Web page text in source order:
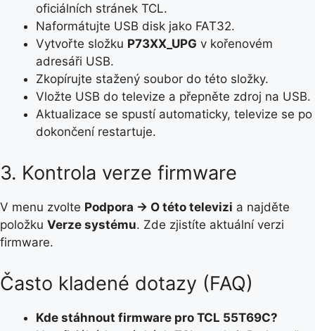
oficiálních stránek TCL.
Naformátujte USB disk jako FAT32.
Vytvořte složku P73XX_UPG v kořenovém
adresáři USB.
Zkopírujte stažený soubor do této složky.
Vložte USB do televize a přepněte zdroj na USB.
Aktualizace se spustí automaticky, televize se po
dokončení restartuje.
3. Kontrola verze firmware
V menu zvolte Podpora → O této televizi a najděte
položku Verze systému. Zde zjistíte aktuální verzi
firmware.
Často kladené dotazy (FAQ)
Kde stáhnout firmware pro TCL 55T69C?